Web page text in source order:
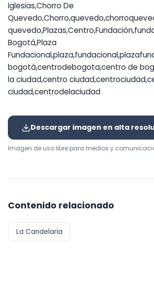
Iglesias,Chorro De
Bogotá,Plaza
bogotá,centrodebogota,centro de
la ciudad,centro
ciudad,centrodelaciudad
Descargar imagen en alta
Imagen de uso libre para medios y
Contenido relacionado
La Candelaria